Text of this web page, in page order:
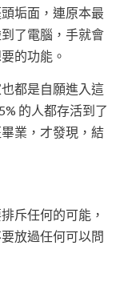
垢面，連原本最
了電腦，手就會
的功能。
都是自願進入這
的人都存活到了
業，才發現，結
斥任何的可能，
放過任何可以問